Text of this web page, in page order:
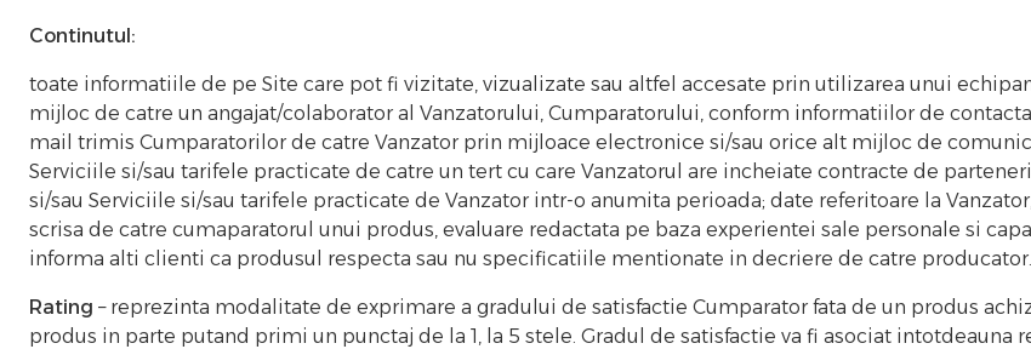
Continutul:
toate informatiile de pe Site care pot fi vizitate, vizualizate sau altfel accesate prin utilizarea unui
mijloc de catre un angajat/colaborator al Vanzatorului, Cumparatorului, conform informatiilor de
mail trimis Cumparatorilor de catre Vanzator prin mijloace electronice si/sau orice alt mijloc de
Serviciile si/sau tarifele practicate de catre un tert cu care Vanzatorul are incheiate contracte de
si/sau Serviciile si/sau tarifele practicate de Vanzator intr-o anumita perioada; date referitoare la
scrisa de catre cumaparatorul unui produs, evaluare redactata pe baza experientei sale personale si
informa alti clienti ca produsul respecta sau nu specificatiile mentionate in decriere de catre producator.
Rating – reprezinta modalitate de exprimare a gradului de satisfactie Cumparator fata de un produs
produs in parte putand primi un punctaj de la 1, la 5 stele. Gradul de satisfactie va fi asociat